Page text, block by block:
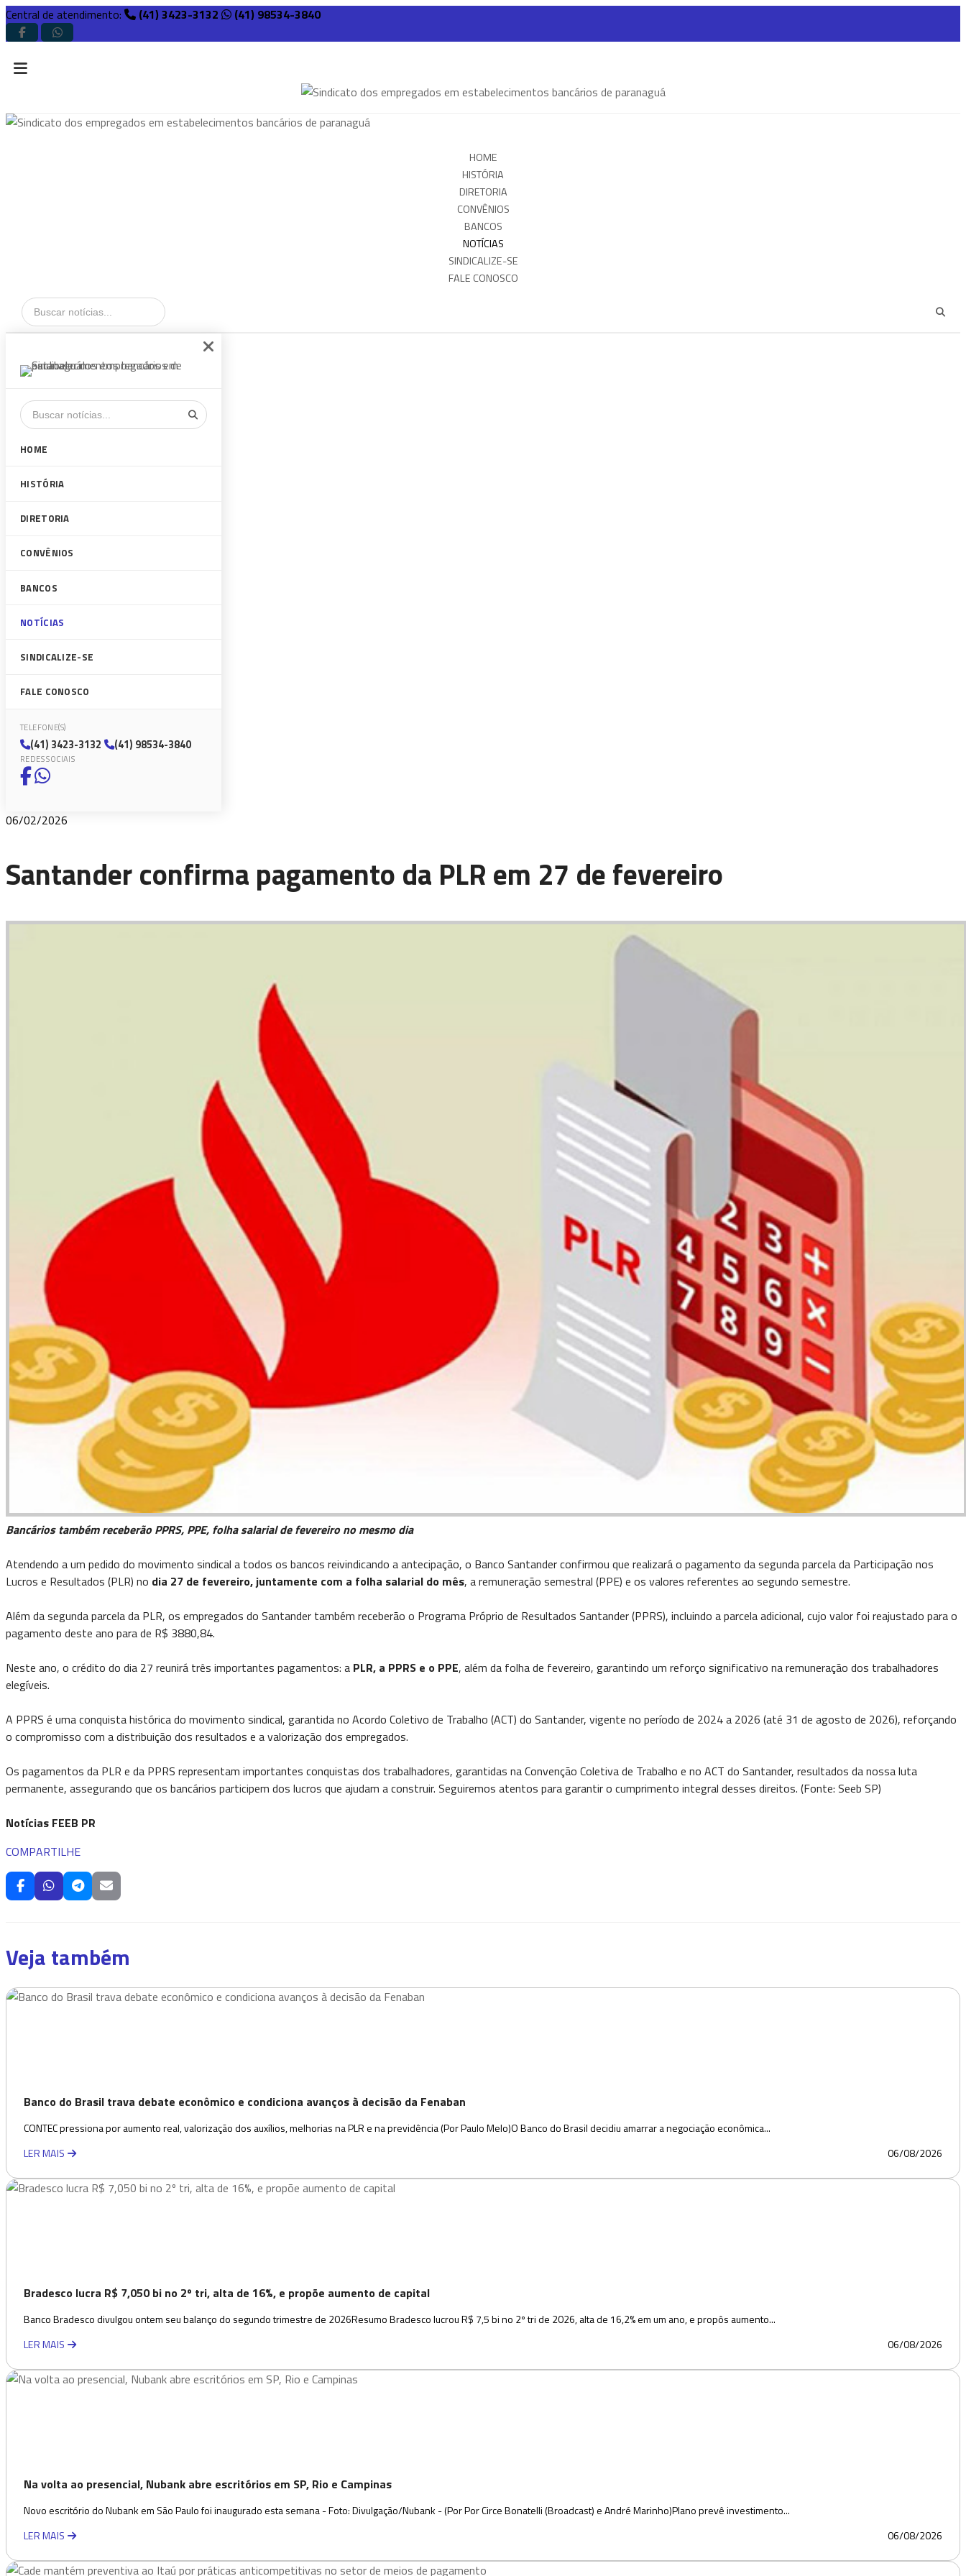
Central de atendimento: (41) 3423-3132 (41) 98534-3840
HOME
HISTÓRIA
DIRETORIA
CONVÊNIOS
BANCOS
NOTÍCIAS
SINDICALIZE-SE
FALE CONOSCO
HOME
HISTÓRIA
DIRETORIA
CONVÊNIOS
BANCOS
NOTÍCIAS
SINDICALIZE-SE
FALE CONOSCO
TELEFONE(S)
(41) 3423-3132 (41) 98534-3840
REDES SOCIAIS
06/02/2026
Santander confirma pagamento da PLR em 27 de fevereiro
Bancários também receberão PPRS, PPE, folha salarial de fevereiro no mesmo dia
Atendendo a um pedido do movimento sindical a todos os bancos reivindicando a antecipação, o Banco Santander confirmou que realizará o pagamento da segunda parcela da Participação nos
Lucros e Resultados (PLR) no dia 27 de fevereiro, juntamente com a folha salarial do mês, a remuneração semestral (PPE) e os valores referentes ao segundo semestre.
Além da segunda parcela da PLR, os empregados do Santander também receberão o Programa Próprio de Resultados Santander (PPRS), incluindo a parcela adicional, cujo valor foi reajustado para o
pagamento deste ano para de R$ 3880,84.
Neste ano, o crédito do dia 27 reunirá três importantes pagamentos: a PLR, a PPRS e o PPE, além da folha de fevereiro, garantindo um reforço significativo na remuneração dos trabalhadores
elegíveis.
A PPRS é uma conquista histórica do movimento sindical, garantida no Acordo Coletivo de Trabalho (ACT) do Santander, vigente no período de 2024 a 2026 (até 31 de agosto de 2026), reforçando
o compromisso com a distribuição dos resultados e a valorização dos empregados.
Os pagamentos da PLR e da PPRS representam importantes conquistas dos trabalhadores, garantidas na Convenção Coletiva de Trabalho e no ACT do Santander, resultados da nossa luta
permanente, assegurando que os bancários participem dos lucros que ajudam a construir. Seguiremos atentos para garantir o cumprimento integral desses direitos. (Fonte: Seeb SP)
Notícias FEEB PR
COMPARTILHE
Veja também
Banco do Brasil trava debate econômico e condiciona avanços à decisão da Fenaban
CONTEC pressiona por aumento real, valorização dos auxílios, melhorias na PLR e na previdência (Por Paulo Melo)O Banco do Brasil decidiu amarrar a negociação econômica...
LER MAIS
06/08/2026
Bradesco lucra R$ 7,050 bi no 2º tri, alta de 16%, e propõe aumento de capital
Banco Bradesco divulgou ontem seu balanço do segundo trimestre de 2026Resumo Bradesco lucrou R$ 7,5 bi no 2º tri de 2026, alta de 16,2% em um ano, e propôs aumento...
LER MAIS
06/08/2026
Na volta ao presencial, Nubank abre escritórios em SP, Rio e Campinas
Novo escritório do Nubank em São Paulo foi inaugurado esta semana - Foto: Divulgação/Nubank - (Por Por Circe Bonatelli (Broadcast) e André Marinho)Plano prevê investimento...
LER MAIS
06/08/2026